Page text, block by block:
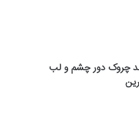
چروک دور چشم و لب